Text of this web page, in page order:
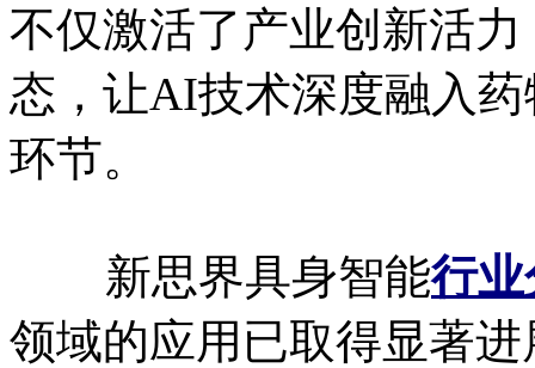
不仅激活了产业创新活
态，让AI技术深度融入
环节。
新思界具身智能行
领域的应用已取得显著